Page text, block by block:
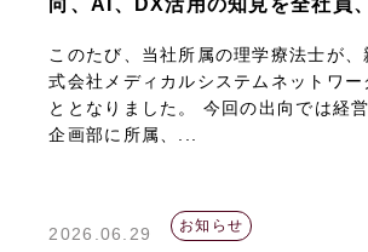
向、AI、DX活用の知見を全社員
このたび、当社所属の理学療法士が
式会社メディカルシステムネットワー
ととなりました。 今回の出向では経
企画部に所属、...
2026.06.29 お知らせ